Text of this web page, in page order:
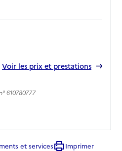
Voir les prix et prestations
610780777
et services
Imprimer